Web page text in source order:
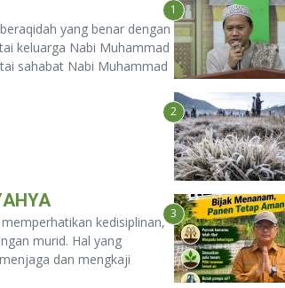
yang benar dengan
keluarga Nabi Muhammad
sahabat Nabi Muhammad
kedisiplinan,
murid. Hal yang
dan mengkaji
1
2
3